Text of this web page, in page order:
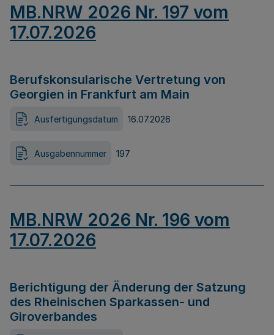
MB.NRW 2026 Nr. 197 vom
17.07.2026
Berufskonsularische Vertretung von
Georgien in Frankfurt am Main
Ausfertigungsdatum 16.07.2026
Ausgabennummer 197
MB.NRW 2026 Nr. 196 vom
17.07.2026
Berichtigung der Änderung der Satzung
des Rheinischen Sparkassen- und
Giroverbandes